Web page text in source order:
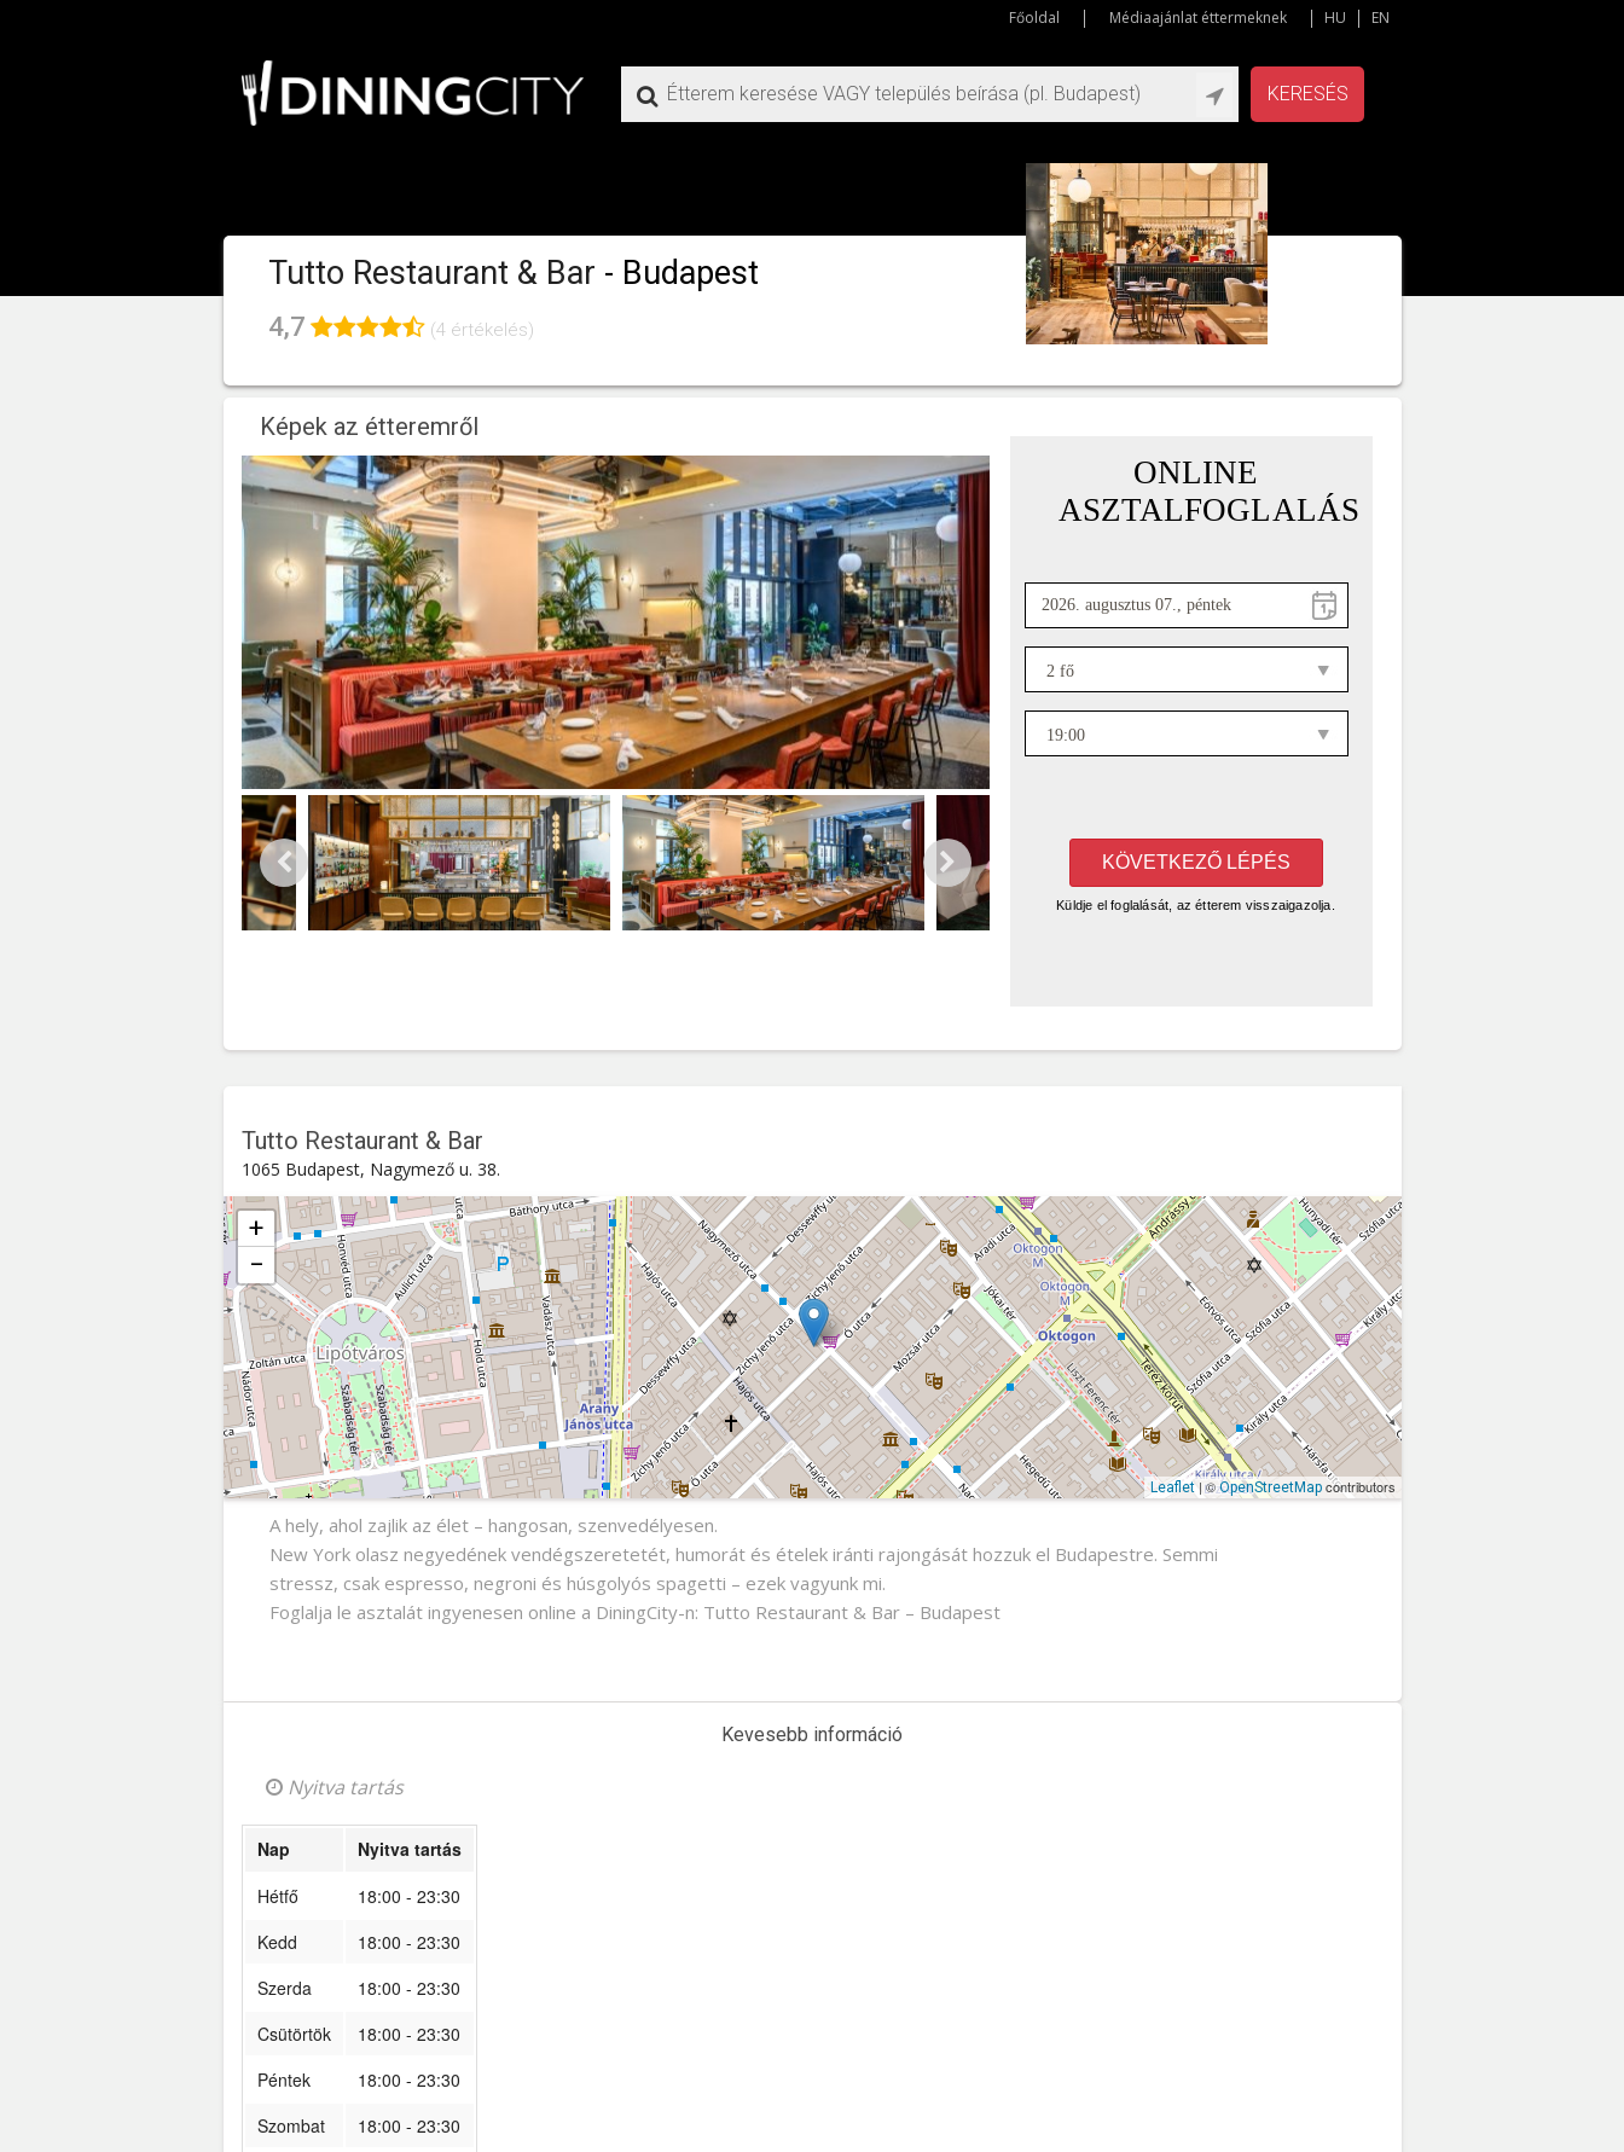
Főoldal Médiaajánlat éttermeknek HU EN
KERESÉS
Tutto Restaurant & Bar - Budapest
4,7 (4 értékelés)
Képek az étteremről
Tutto Restaurant & Bar
1065 Budapest, Nagymező u. 38.
+
−
Leaflet| ©OpenStreetMapcontributors
Tutto Restaurant & Bar
Nagymező u. 38. , 1065Budapest
A hely, ahol zajlik az élet – hangosan, szenvedélyesen.
New York olasz negyedének vendégszeretetét, humorát és ételek iránti rajongását hozzuk el Budapestre. Semmi
stressz, csak espresso, negroni és húsgolyós spagetti – ezek vagyunk mi.
Foglalja le asztalát ingyenesen online a DiningCity-n: Tutto Restaurant & Bar – Budapest
Kevesebb információ
Nyitva tartás
Nap
Nyitva tartás
Hétfő
18:00 - 23:30
Kedd
18:00 - 23:30
Szerda
18:00 - 23:30
Csütörtök
18:00 - 23:30
Péntek
18:00 - 23:30
Szombat
18:00 - 23:30